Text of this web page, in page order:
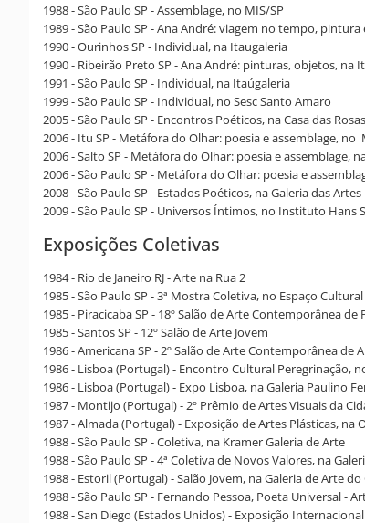
1988 - São Paulo SP - Assemblage, no MIS/SP
1989 - São Paulo SP - Ana André: viagem no tempo,
1990 - Ourinhos SP - Individual, na Itaugaleria
1990 - Ribeirão Preto SP - Ana André: pinturas, objetos, na
1991 - São Paulo SP - Individual, na Itaúgaleria
1999 - São Paulo SP - Individual, no Sesc Santo Amaro
2005 - São Paulo SP - Encontros Poéticos, na Casa das Rosas
2006 - Itu SP - Metáfora do Olhar: poesia e assemblage,
2006 - Salto SP - Metáfora do Olhar: poesia e assemblage,
2006 - São Paulo SP - Metáfora do Olhar: poesia e
2008 - São Paulo SP - Estados Poéticos, na Galeria das Artes
2009 - São Paulo SP - Universos Íntimos, no Instituto Hans
Exposições Coletivas
1984 - Rio de Janeiro RJ - Arte na Rua 2
1985 - São Paulo SP - 3ª Mostra Coletiva, no Espaço
1985 - Piracicaba SP - 18º Salão de Arte Contemporânea de
1985 - Santos SP - 12º Salão de Arte Jovem
1986 - Americana SP - 2º Salão de Arte Contemporânea de
1986 - Lisboa (Portugal) - Encontro Cultural Peregrinação,
1986 - Lisboa (Portugal) - Expo Lisboa, na Galeria Paulino
1987 - Montijo (Portugal) - 2º Prêmio de Artes Visuais da
1987 - Almada (Portugal) - Exposição de Artes Plásticas, na
1988 - São Paulo SP - Coletiva, na Kramer Galeria de Arte
1988 - São Paulo SP - 4ª Coletiva de Novos Valores, na
1988 - Estoril (Portugal) - Salão Jovem, na Galeria de Arte
1988 - São Paulo SP - Fernando Pessoa, Poeta Universal -
1988 - San Diego (Estados Unidos) - Exposição